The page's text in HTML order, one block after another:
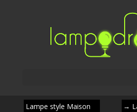
Lampe style Maison
→